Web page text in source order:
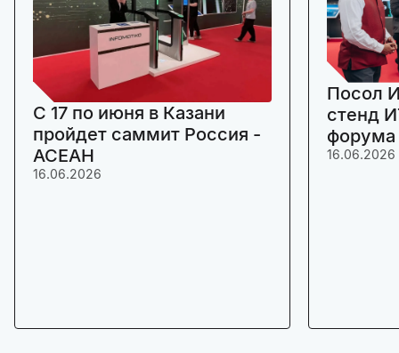
C 17 по июня в Казани
пройдет саммит Россия -
АСЕАН
16.06.2026
Посол
стенд
16.06.2026